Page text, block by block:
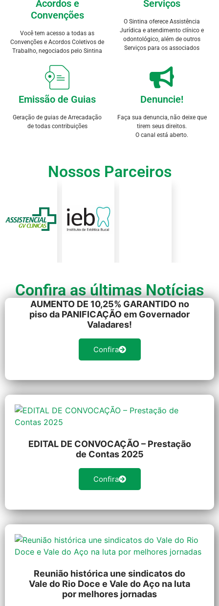
Acordos e
Convenções
Você tem acesso a todas as
Convenções e Acordos Coletivos de
Trabalho, negociados pelo Sintina
Serviços
O Sintina oferece Assistência
Jurídica e atendimento clínico e
odontológico, além de outros
Serviços para os associados
Emissão de Guias
Geração de guias de Arrecadação
de todas contribuições
Denuncie!
Faça sua denuncia, não deixe que
tirem seus direitos.
O canal está aberto.
Nossos Parceiros
Confira as últimas Notícias
AUMENTO DE 10,25% GARANTIDO no
piso da PANIFICAÇÃO em Governador
Valadares!
Confira
EDITAL DE CONVOCAÇÃO – Prestação
de Contas 2025
Confira
Reunião histórica une sindicatos do
Vale do Rio Doce e Vale do Aço na luta
por melhores jornadas